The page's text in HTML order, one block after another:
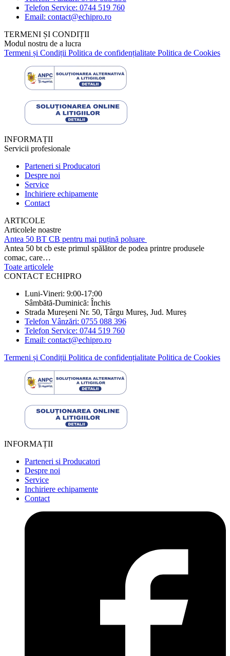
Telefon Service: 0744 519 760
Email: contact@echipro.ro
TERMENI ȘI CONDIȚII
Modul nostru de a lucra
Termeni și Condiții Politica de confidențialitate Politica de Cookies
INFORMAȚII
Servicii profesionale
Parteneri si Producatori
Despre noi
Service
Inchiriere echipamente
Contact
ARTICOLE
Articolele noastre
Antea 50 BT CB pentru mai puțină poluare
Antea 50 bt cb este primul spălător de podea printre produsele
comac, care…
Toate articolele
CONTACT ECHIPRO
Luni-Vineri: 9:00-17:00
Sâmbătă-Duminică: Închis
Strada Mureșeni Nr. 50, Târgu Mureș, Jud. Mureș
Telefon Vânzări: 0755 088 396
Telefon Service: 0744 519 760
Email: contact@echipro.ro
Termeni și Condiții Politica de confidențialitate Politica de Cookies
INFORMAȚII
Parteneri si Producatori
Despre noi
Service
Inchiriere echipamente
Contact